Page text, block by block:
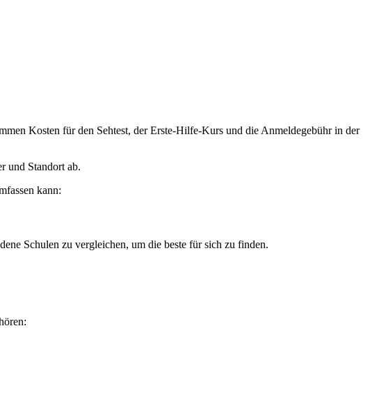
Kosten für den Sehtest, der Erste-Hilfe-Kurs und die Anmeldegebühr in der
und Standort ab.
kann:
Schulen zu vergleichen, um die beste für sich zu finden.